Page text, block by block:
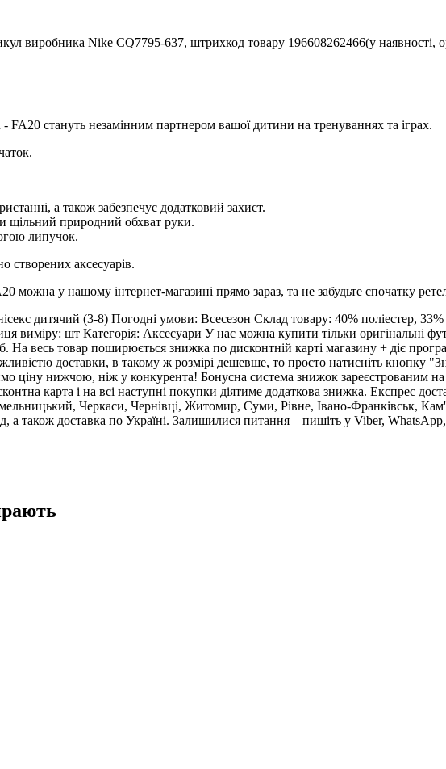
виробника Nike CQ7795-637, штрихкод товару 196608262466(у наявності,
стануть незамінним партнером вашої дитини на тренуваннях та іграх.
а також забезпечує додатковий захист.
щільний природний обхват руки.
липучок.
створених аксесуарів.
у нашому інтернет-магазині прямо зараз, та не забудьте спочатку
дитячий (3-8) Погодні умови: Всесезон Склад товару: 40% поліестер,
виміру: шт Категорія: Аксесуари У нас можна купити тільки оригінальні
На весь товар поширюється знижка по дисконтній карті магазину + діє
доставки, в такому ж розмірі дешевше, то просто натисніть кнопку
ціну нижчою, ніж у конкурента! Бонусна система знижок зареєстрованим на
карта і на всі наступні покупки діятиме додаткова знижка. Експрес
Черкаси, Чернівці, Житомир, Суми, Рівне, Івано-Франківськ,
також доставка по Україні. Залишилися питання – пишіть у Viber,